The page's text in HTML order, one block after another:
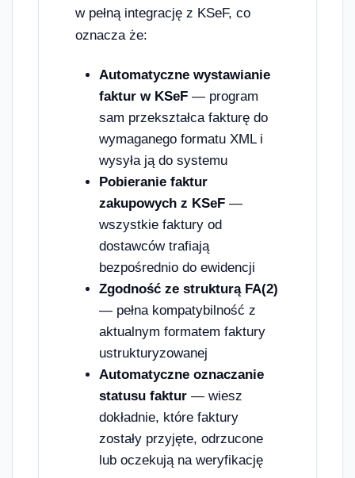
w pełną integrację z KSeF, co
oznacza że:
Automatyczne wystawianie
faktur w KSeF — program
sam przekształca fakturę do
wymaganego formatu XML i
wysyła ją do systemu
Pobieranie faktur
zakupowych z KSeF —
wszystkie faktury od
dostawców trafiają
bezpośrednio do ewidencji
Zgodność ze strukturą FA(2)
— pełna kompatybilność z
aktualnym formatem faktury
ustrukturyzowanej
Automatyczne oznaczanie
statusu faktur — wiesz
dokładnie, które faktury
zostały przyjęte, odrzucone
lub oczekują na weryfikację